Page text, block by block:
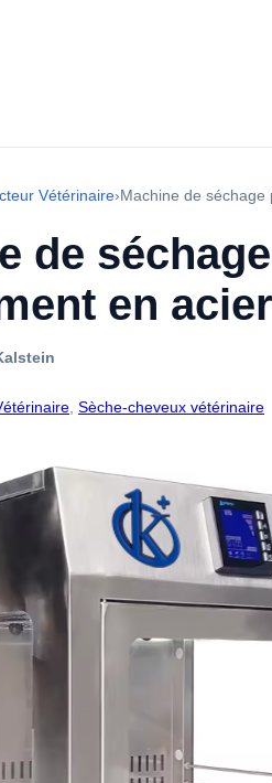
Vétérinaire›Machine de
de
en
Sèche-cheveux vétérinaire